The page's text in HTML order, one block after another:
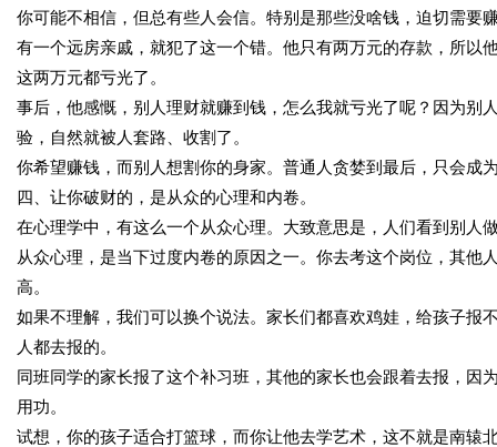
你可能不相信，但总有些人会信。特别是那些没啥钱，迫切需要
有一个远房亲戚，就犯了这一个错。他只有两万元的存款，所以
这两万元都亏光了。
事后，他感慨，别人理财就赚到钱，怎么我就亏光了呢？因为别
验，自然就被人套路、收割了。
你希望赚钱，而别人想割你的身家。普通人贪婪到最后，只会成
四、让你破财的，是从众的心理和内卷。
在心理学中，有这么一个从众心理。大致意思是，人们看到别人
从众心理，是当下过度内卷的原因之一。你去考这个岗位，其
高。
如果不理解，我们可以换个说法。家长们都喜欢鸡娃，给孩子报
人都去报的。
同班同学的家长报了这个补习班，其他的家长也会跟着去报，
用功。
试想，你的孩子适合打篮球，而你让他去学艺术，这不就是南辕